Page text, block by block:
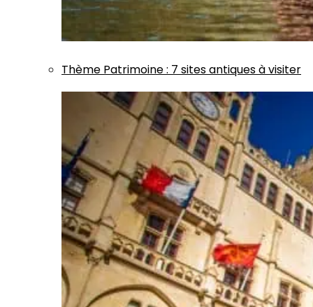
Thème Patrimoine: 7 sites antiques à visiter